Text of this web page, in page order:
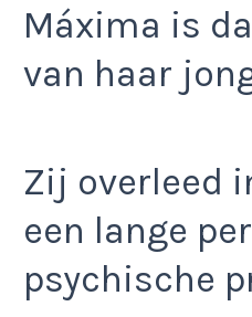
Máxima is
van haar
Zij overleed
een lange
psychische